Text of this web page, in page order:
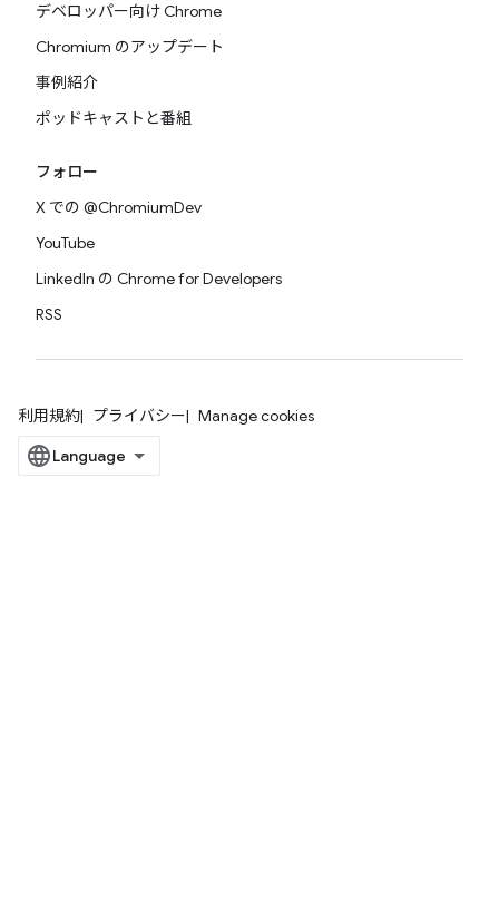
デベロッパー向け Chrome
Chromium のアップデート
事例紹介
ポッドキャストと番組
フォロー
X での @ChromiumDev
YouTube
LinkedIn の Chrome for Developers
RSS
利用規約 プライバシー Manage cookies